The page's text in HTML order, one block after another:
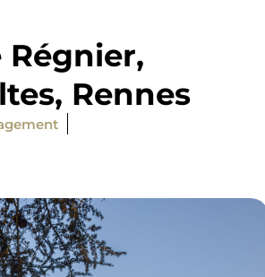
Rennes